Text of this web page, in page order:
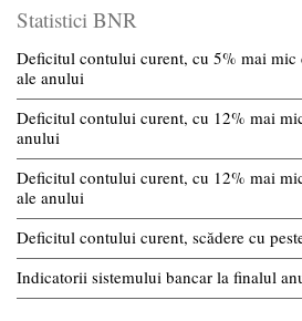
Statistici BNR
Deficitul contului curent, cu 5% mai
ale anului
Deficitul contului curent, cu 12% mai
anului
Deficitul contului curent, cu 12% mai
ale anului
Deficitul contului curent, scădere cu
Indicatorii sistemului bancar la finalul